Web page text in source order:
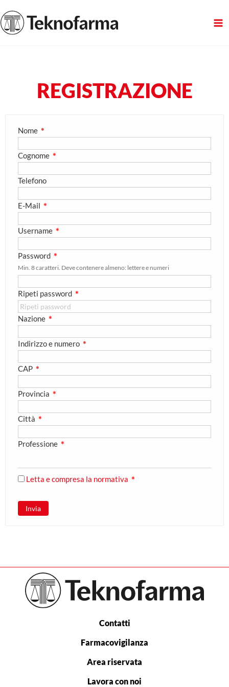
al
contenuto
REGISTRAZIONE
Nome ✱
Cognome ✱
Telefono
E-Mail ✱
Username ✱
Password ✱
Min. 8 caratteri. Deve contenere almeno: lettere e numeri
Ripeti password ✱
Nazione ✱
Indirizzo e numero ✱
CAP ✱
Provincia ✱
Città ✱
Professione ✱
Letta e compresa la normativa ✱
Invia
Contatti
Farmacovigilanza
Area riservata
Lavora con noi